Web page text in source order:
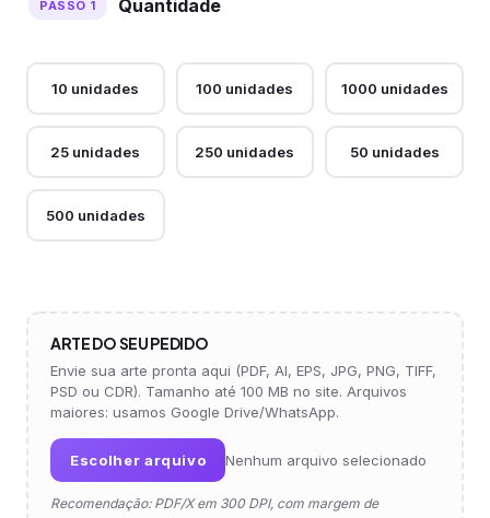
Quantidade
10 unidades 100 unidades 1000 unidades
25 unidades 250 unidades 50 unidades
500 unidades
ARTE DO SEU PEDIDO
Envie sua arte pronta aqui (PDF, AI, EPS, JPG, PNG, TIFF,
PSD ou CDR). Tamanho até 100 MB no site. Arquivos
maiores: usamos Google Drive/WhatsApp.
Escolher arquivo Nenhum arquivo selecionado
Recomendação: PDF/X em 300 DPI, com margem de